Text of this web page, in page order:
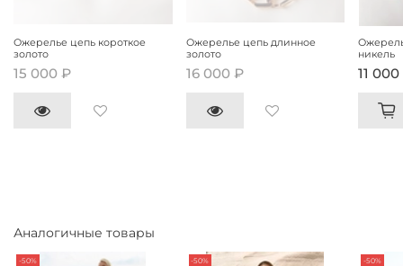
Ожерелье цепь короткое
золото
15 000 ₽
Ожерелье цепь длинное
золото
16 000 ₽
никель
11
Аналогичные товары
-50% -50% -50%